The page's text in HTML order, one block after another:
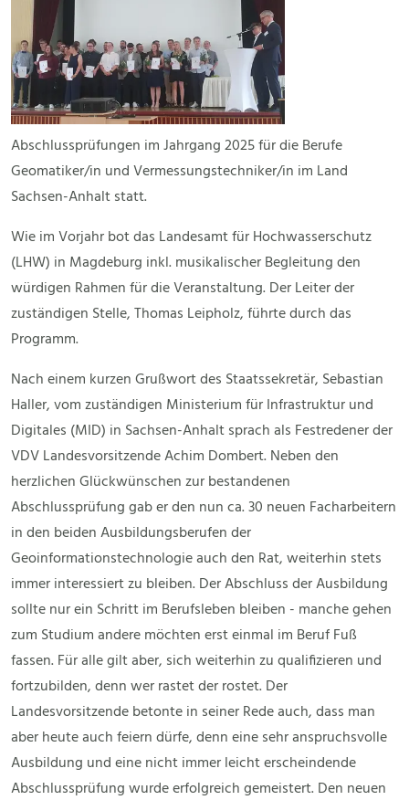
Abschlussprüfungen im Jahrgang 2025 für die Berufe
Geomatiker/in und Vermessungstechniker/in im Land
Sachsen-Anhalt statt.
Wie im Vorjahr bot das Landesamt für Hochwasserschutz
(LHW) in Magdeburg inkl. musikalischer Begleitung den
würdigen Rahmen für die Veranstaltung. Der Leiter der
zuständigen Stelle, Thomas Leipholz, führte durch das
Programm.
Nach einem kurzen Grußwort des Staatssekretär, Sebastian
Haller, vom zuständigen Ministerium für Infrastruktur und
Digitales (MID) in Sachsen-Anhalt sprach als Festredener der
VDV Landesvorsitzende Achim Dombert. Neben den
herzlichen Glückwünschen zur bestandenen
Abschlussprüfung gab er den nun ca. 30 neuen Facharbeitern
in den beiden Ausbildungsberufen der
Geoinformationstechnologie auch den Rat, weiterhin stets
immer interessiert zu bleiben. Der Abschluss der Ausbildung
sollte nur ein Schritt im Berufsleben bleiben - manche gehen
zum Studium andere möchten erst einmal im Beruf Fuß
fassen. Für alle gilt aber, sich weiterhin zu qualifizieren und
fortzubilden, denn wer rastet der rostet. Der
Landesvorsitzende betonte in seiner Rede auch, dass man
aber heute auch feiern dürfe, denn eine sehr anspruchsvolle
Ausbildung und eine nicht immer leicht erscheindende
Abschlussprüfung wurde erfolgreich gemeistert. Den neuen